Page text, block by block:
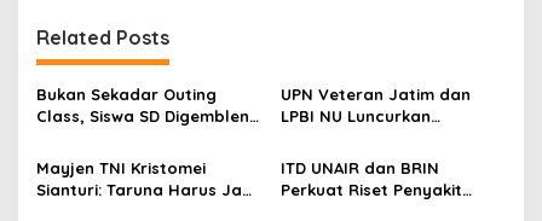
a
v
i
a
Related Posts
Bukan Sekadar Outing
Class, Siswa SD Digembleng
UPN Veteran Jatim dan
LPBI NU Luncurkan
Ketangguhan Bencana
Mayjen TNI Kristomei
Sianturi: Taruna Harus Jadi
ITD UNAIR dan BRIN
Perkuat Riset Penyakit